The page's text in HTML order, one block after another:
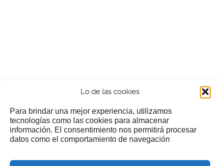
Lo de las cookies
Para brindar una mejor experiencia, utilizamos
tecnologías como las cookies para almacenar
información. El consentimiento nos permitirá procesar
datos como el comportamiento de navegación
¿Nos invitas a un cafecillo?
Si te gusta nuestra web puedes echar limosna a estos